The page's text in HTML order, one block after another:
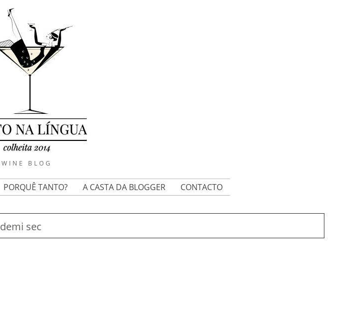
WINE BLOG
PORQUÊ TANTO? A CASTA DA BLOGGER CONTACTO
demi sec